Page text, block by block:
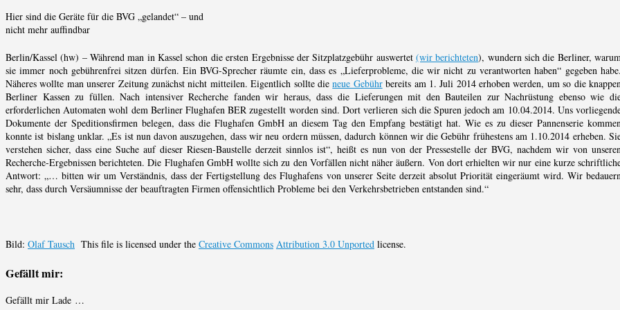
Hier sind die Geräte für die BVG „gelandet“ – und
nicht mehr auffindbar
Berlin/Kassel (hw) – Während man in Kassel schon die ersten Ergebnisse der Sitzplatzgebühr auswertet (wir berichteten), wundern sich die Berliner,
sie immer noch gebührenfrei sitzen dürfen. Ein BVG-Sprecher räumte ein, dass es „Lieferprobleme, die wir nicht zu verantworten haben“ gegeben habe.
Näheres wollte man unserer Zeitung zunächst nicht mitteilen. Eigentlich sollte dieneue Gebührbereits am 1. Juli 2014 erhoben werden, um so die
Berliner Kassen zu füllen. Nach intensiver Recherche fanden wir heraus, dass die Lieferungen mit den Bauteilen zur Nachrüstung ebenso wie
erforderlichen Automaten wohl dem Berliner Flughafen BER zugestellt worden sind. Dort verlieren sich die Spuren jedoch am 10.04.2014. Uns
Dokumente der Speditionsfirmen belegen, dass die Flughafen GmbH an diesem Tag den Empfang bestätigt hat. Wie es zu dieser Pannenserie
konnte ist bislang unklar. „Es ist nun davon auszugehen, dass wir neu ordern müssen, dadurch können wir die Gebühr frühestens am 1.10.2014 erheben.
verstehen sicher, dass eine Suche auf dieser Riesen-Baustelle derzeit sinnlos ist“, heißt es nun von der Pressestelle der BVG, nachdem wir von
Recherche-Ergebnissen berichteten. Die Flughafen GmbH wollte sich zu den Vorfällen nicht näher äußern. Von dort erhielten wir nur eine kurze
Antwort: „… bitten wir um Verständnis, dass der Fertigstellung des Flughafens von unserer Seite derzeit absolut Priorität eingeräumt wird. Wir
sehr, dass durch Versäumnisse der beauftragten Firmen offensichtlich Probleme bei den Verkehrsbetrieben entstanden sind.“
Bild: Olaf Tausch This file is licensed under the Creative Commons Attribution 3.0 Unported license.
Gefällt mir:
Gefällt mir Lade …